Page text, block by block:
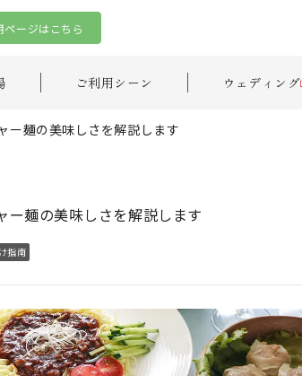
ページはこちら
ご利用シーン ウェディング
ー麺の美味しさを解説します
ー麺の美味しさを解説します
指南